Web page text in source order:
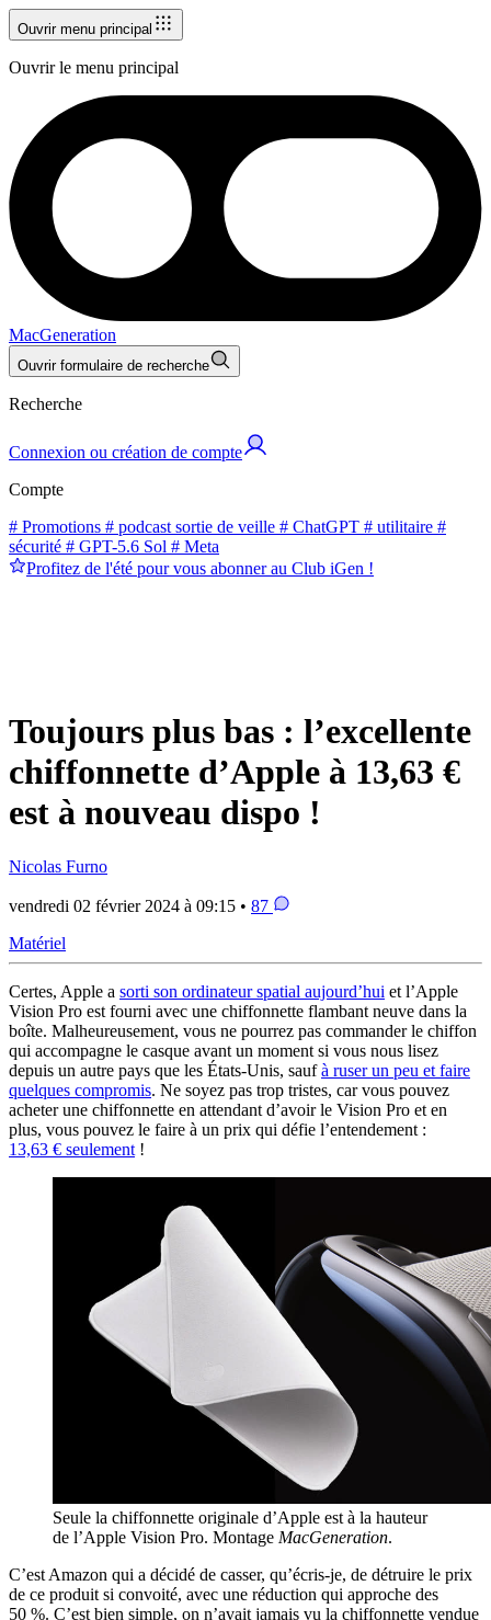
Ouvrir menu principal
Ouvrir le menu principal
MacGeneration
Ouvrir formulaire de recherche
Recherche
Connexion ou création de compte
Compte
# Promotions # podcast sortie de veille # ChatGPT # utilitaire #
sécurité # GPT-5.6 Sol # Meta
Profitez de l'été pour vous abonner au Club iGen !
Toujours plus bas : l’excellente
chiffonnette d’Apple à 13,63 €
est à nouveau dispo !
Nicolas Furno
vendredi 02 février 2024 à 09:15 • 87
Matériel
Certes, Apple a sorti son ordinateur spatial aujourd’hui et l’Apple
Vision Pro est fourni avec une chiffonnette flambant neuve dans la
boîte. Malheureusement, vous ne pourrez pas commander le chiffon
qui accompagne le casque avant un moment si vous nous lisez
depuis un autre pays que les États-Unis, saufà ruser un peu et faire
quelques compromis. Ne soyez pas trop tristes, car vous pouvez
acheter une chiffonnette en attendant d’avoir le Vision Pro et en
plus, vous pouvez le faire à un prix qui défie l’entendement :
13,63 € seulement !
Seule la chiffonnette originale d’Apple est à la hauteur
de l’Apple Vision Pro. Montage MacGeneration.
C’est Amazon qui a décidé de casser, qu’écris-je, de détruire le prix
de ce produit si convoité, avec une réduction qui approche des
50 %. C’est bien simple, on n’avait jamais vu la chiffonnette vendue